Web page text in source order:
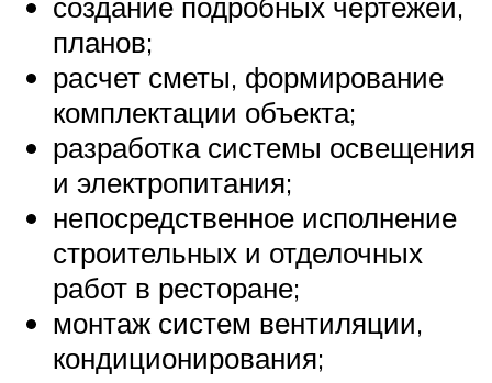
планов;
расчет сметы, формирование
комплектации объекта;
разработка системы освещения
и электропитания;
непосредственное исполнение
строительных и отделочных
работ в ресторане;
монтаж систем вентиляции,
кондиционирования;